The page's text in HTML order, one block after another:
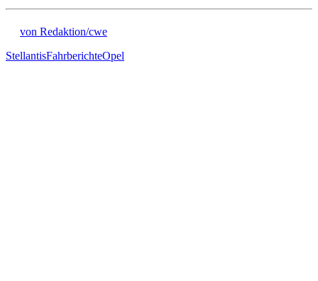
von Redaktion/cwe
StellantisFahrberichteOpel